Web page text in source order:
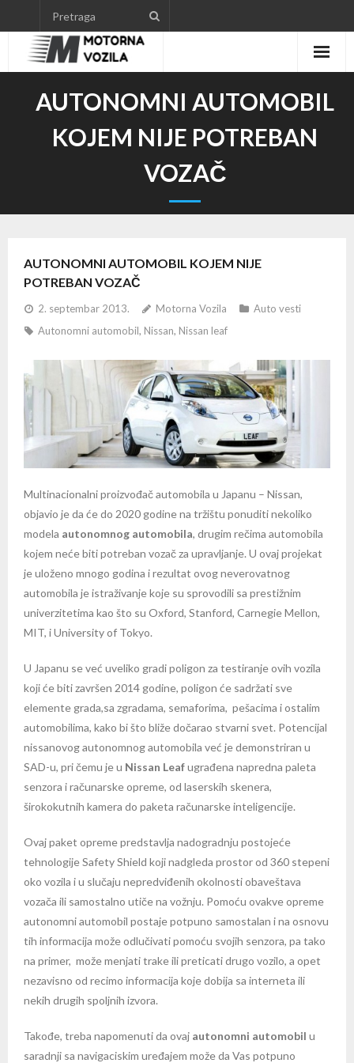
to
content
AUTONOMNI AUTOMOBIL
KOJEM NIJE POTREBAN
VOZAČ
AUTONOMNI AUTOMOBIL KOJEM NIJE
POTREBAN VOZAČ
2. septembar 2013. Motorna Vozila
Auto vesti
Autonomni automobil, Nissan, Nissan leaf
Multinacionalni proizvođač automobila u Japanu – Nissan,
objavio je da će do 2020 godine na tržištu ponuditi nekoliko
modela autonomnog automobila, drugim rečima automobila
kojem neće biti potreban vozač za upravljanje. U ovaj projekat
je uloženo mnogo godina i rezultat ovog neverovatnog
automobila je istraživanje koje su sprovodili sa prestižnim
univerzitetima kao što su Oxford, Stanford, Carnegie Mellon,
MIT, i University of Tokyo.
U Japanu se već uveliko gradi poligon za testiranje ovih vozila
koji će biti završen 2014 godine, poligon će sadržati sve
elemente grada,sa zgradama, semaforima, pešacima i ostalim
automobilima, kako bi što bliže dočarao stvarni svet. Potencijal
nissanovog autonomnog automobila već je demonstriran u
SAD-u, pri čemu je u Nissan Leafugrađena napredna paleta
senzora i računarske opreme, od laserskih skenera,
širokokutnih kamera do paketa računarske inteligencije.
Ovaj paket opreme predstavlja nadogradnju postojeće
tehnologije Safety Shield koji nadgleda prostor od 360 stepeni
oko vozila i u slučaju nepredviđenih okolnosti obaveštava
vozača ili samostalno utiče na vožnju. Pomoću ovakve opreme
autonomni automobil postaje potpuno samostalan i na osnovu
tih informacija može odlučivati pomoću svojih senzora, pa tako
na primer, može menjati trake ili preticati drugo vozilo, a opet
nezavisno od recimo informacija koje dobija sa interneta ili
nekih drugih spoljnih izvora.
Takođe, treba napomenuti da ovaj autonomni automobil u
saradnji sa navigaciskim uređajem može da Vas potpuno